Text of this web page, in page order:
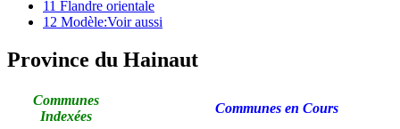
11 Flandre orientale
12 Modèle:Voir aussi
Province du Hainaut
Communes
Indexées
Communes en Cours